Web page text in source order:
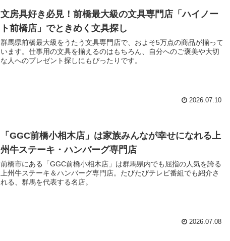
文房具好き必見！前橋最大級の文具専門店「ハイノー
ト前橋店」でときめく文具探し
群馬県前橋最大級をうたう文具専門店で、およそ5万点の商品が揃って
います。仕事用の文具を揃えるのはもちろん、自分へのご褒美や大切
な人へのプレゼント探しにもぴったりです。
2026.07.10
「GGC前橋小相木店」は家族みんなが幸せになれる上
州牛ステーキ・ハンバーグ専門店
前橋市にある「GGC前橋小相木店」は群馬県内でも屈指の人気を誇る
上州牛ステーキ＆ハンバーグ専門店。たびたびテレビ番組でも紹介さ
れる、群馬を代表する名店。
2026.07.08